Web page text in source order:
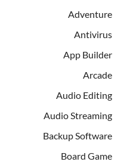
Adventure
Antivirus
App Builder
Arcade
Audio Editing
Audio Streaming
Backup Software
Board Game